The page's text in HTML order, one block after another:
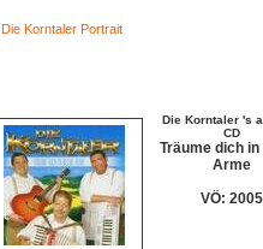
Die Korntaler Portrait
Die Korntaler 's
CD
Träume dich in
Arme
VÖ: 2005